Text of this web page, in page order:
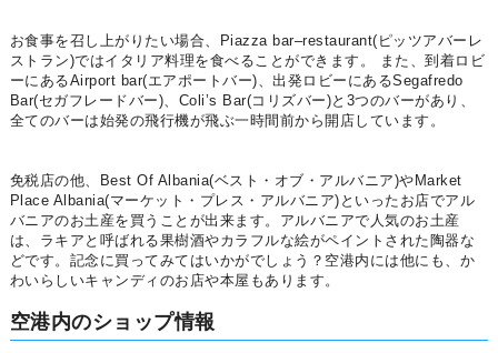
お食事を召し上がりたい場合、Piazza bar–restaurant(ピッツアバーレ
ストラン)ではイタリア料理を食べることができます。 また、到着ロビ
ーにあるAirport bar(エアポートバー)、出発ロビーにあるSegafredo
Bar(セガフレードバー)、Coli’s Bar(コリズバー)と3つのバーがあり、
全てのバーは始発の飛行機が飛ぶ一時間前から開店しています。
免税店の他、Best Of Albania(ベスト・オブ・アルバニア)やMarket
Place Albania(マーケット・プレス・アルバニア)といったお店でアル
バニアのお土産を買うことが出来ます。アルバニアで人気のお土産
は、ラキアと呼ばれる果樹酒やカラフルな絵がペイントされた陶器な
どです。記念に買ってみてはいかがでしょう？空港内には他にも、か
わいらしいキャンディのお店や本屋もあります。
空港内のショップ情報